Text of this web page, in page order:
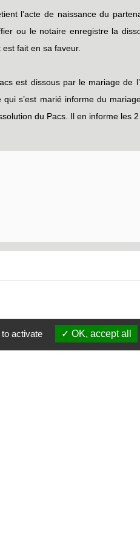
l’acte de naissance du
ou le notaire enregistre la
fait en sa faveur.
est dissous par le mariage de
s’est marié informe du
du Pacs. Il en informe les 2
activate OK, accept all